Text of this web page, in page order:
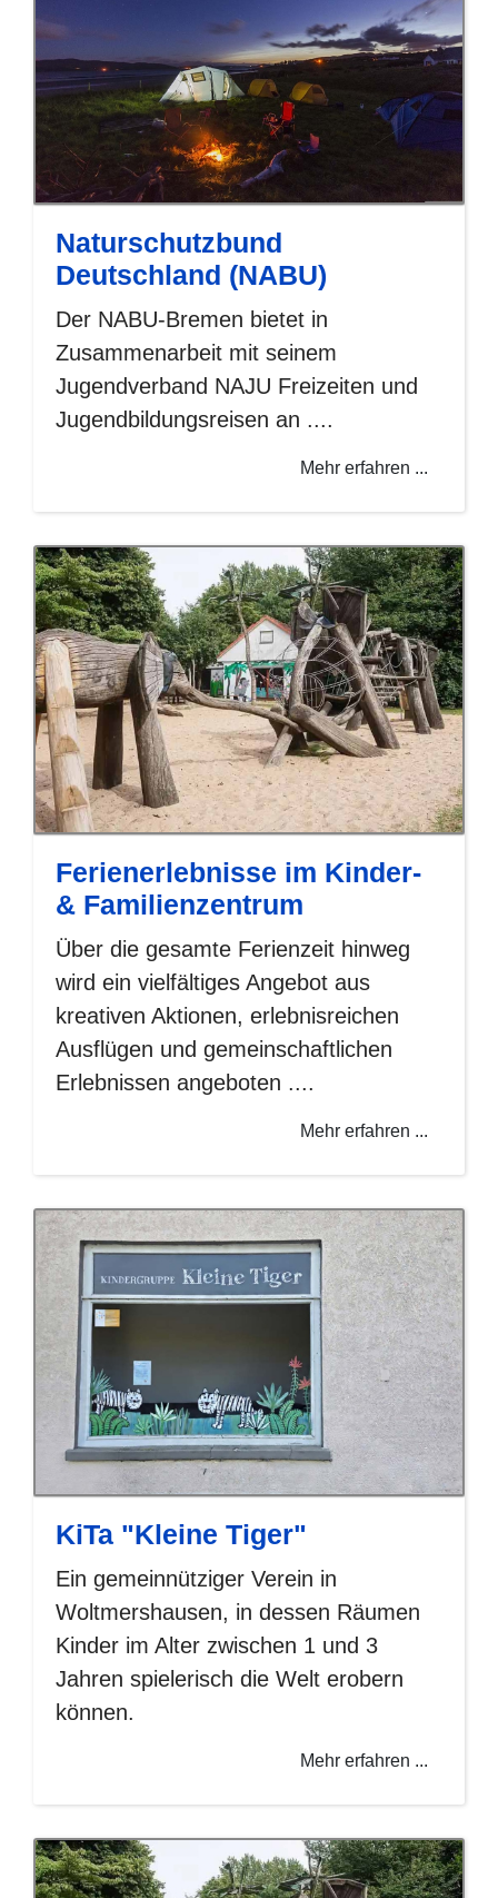
Naturschutzbund
Deutschland (NABU)
Der NABU-Bremen bietet in
Zusammenarbeit mit seinem
Jugendverband NAJU Freizeiten und
Jugendbildungsreisen an ....
Mehr erfahren ...
Ferienerlebnisse im Kinder-
& Familienzentrum
Über die gesamte Ferienzeit hinweg
wird ein vielfältiges Angebot aus
kreativen Aktionen, erlebnisreichen
Ausflügen und gemeinschaftlichen
Erlebnissen angeboten ....
Mehr erfahren ...
KiTa "Kleine Tiger"
Ein gemeinnütziger Verein in
Woltmershausen, in dessen Räumen
Kinder im Alter zwischen 1 und 3
Jahren spielerisch die Welt erobern
können.
Mehr erfahren ...